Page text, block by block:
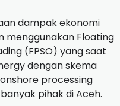
dampak ekonomi
menggunakan Floating
(FPSO) yang saat
dengan skema
processing
pihak di Aceh.